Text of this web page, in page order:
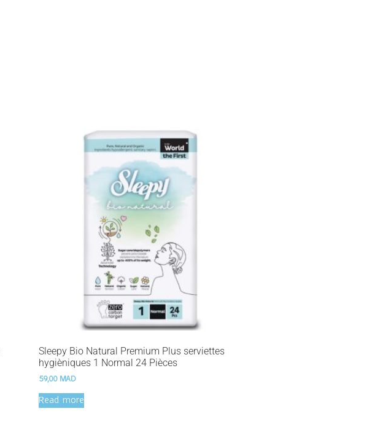
Sleepy Bio Natural Premium Plus serviettes
hygièniques 1 Normal 24 Pièces
59,00 MAD
Read more